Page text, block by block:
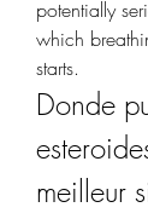
potentially
which
starts.
Donde
meilleur